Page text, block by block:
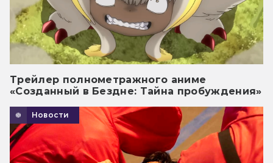
Трейлер полнометражного аниме
«Созданный в Бездне: Тайна пробуждения»
Новости